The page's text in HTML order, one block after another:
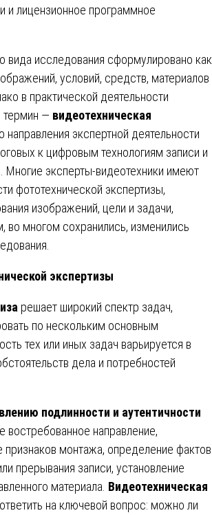
и лицензионное программное
вида исследования сформулировано как
условий, средств, материалов
в практической деятельности
термин — видеотехническая
направления экспертной деятельности
к цифровым технологиям записи и
эксперты-видеотехники имеют
фототехнической экспертизы,
изображений, цели и задачи,
во многом сохранились, изменились
экспертизы
решает широкий спектр задач,
по нескольким основным
тех или иных задач варьируется в
дела и потребностей
подлинности и аутентичности
востребованное направление,
монтажа, определение фактов
прерывания записи, установление
материала. Видеотехническая
на ключевой вопрос: можно ли